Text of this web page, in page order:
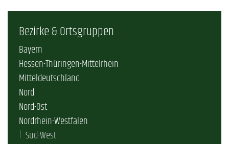
Bezirke & Ortsgruppen
Bayern
Hessen-Thüringen-Mittelrhein
Mitteldeutschland
Nord
Nord-Ost
Nordrhein-Westfalen
Süd-West